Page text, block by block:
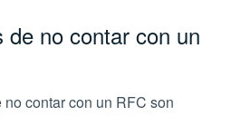
de no contar con un
contar con un RFC son